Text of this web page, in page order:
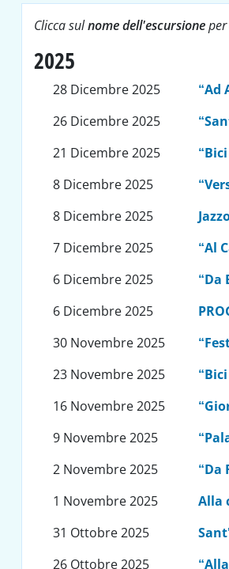
Clicca sulnome dell'escursioneper
2025
28 Dicembre 2025
“Ad
26 Dicembre 2025
21 Dicembre 2025
8 Dicembre 2025
8 Dicembre 2025
7 Dicembre 2025
“Al
6 Dicembre 2025
“Da
6 Dicembre 2025
30 Novembre 2025
23 Novembre 2025
16 Novembre 2025
9 Novembre 2025
2 Novembre 2025
“Da
1 Novembre 2025
Alla
31 Ottobre 2025
26 Ottobre 2025